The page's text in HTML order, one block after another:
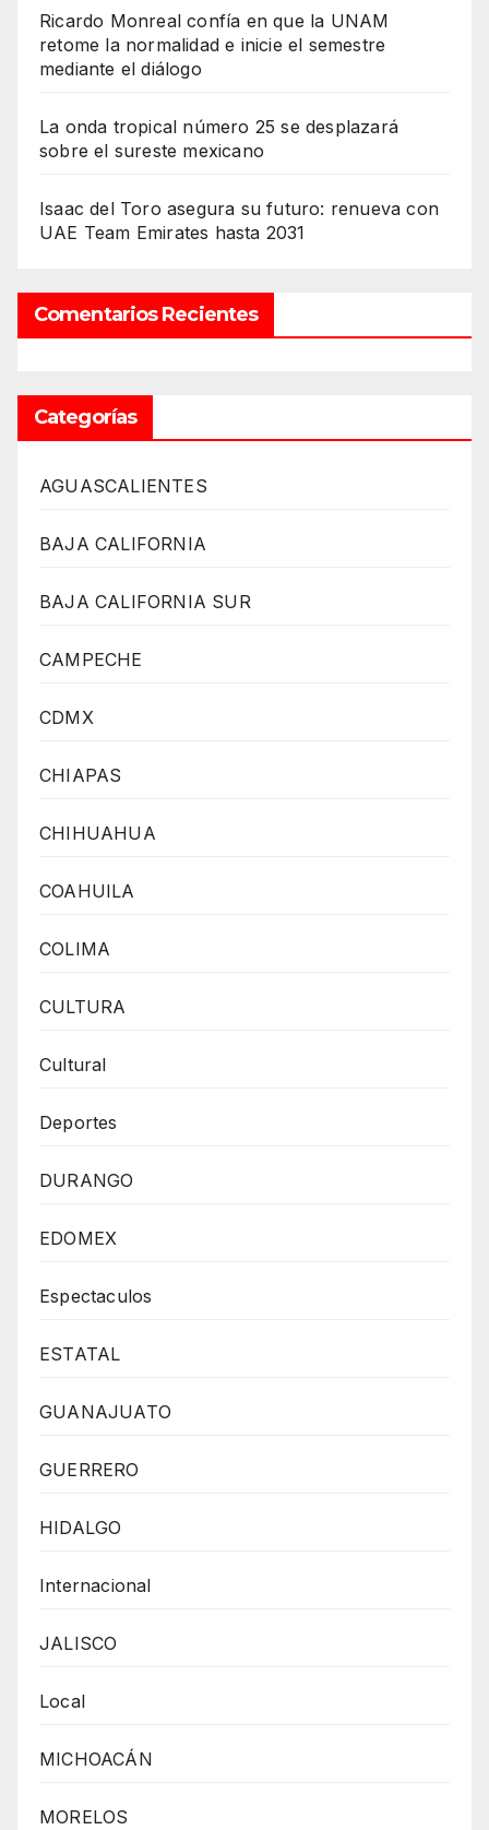
Ricardo Monreal confía en que la UNAM
retome la normalidad e inicie el semestre
mediante el diálogo
La onda tropical número 25 se desplazará
sobre el sureste mexicano
Isaac del Toro asegura su futuro: renueva con
UAE Team Emirates hasta 2031
Comentarios Recientes
Categorías
AGUASCALIENTES
BAJA CALIFORNIA
BAJA CALIFORNIA SUR
CAMPECHE
CDMX
CHIAPAS
CHIHUAHUA
COAHUILA
COLIMA
CULTURA
Cultural
Deportes
DURANGO
EDOMEX
Espectaculos
ESTATAL
GUANAJUATO
GUERRERO
HIDALGO
Internacional
JALISCO
Local
MICHOACÁN
MORELOS